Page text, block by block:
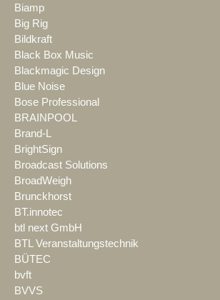
Biamp
Big Rig
Bildkraft
Black Box Music
Blackmagic Design
Blue Noise
Bose Professional
BRAINPOOL
Brand-L
BrightSign
Broadcast Solutions
BroadWeigh
Brunckhorst
BT.innotec
btl next GmbH
BTL Veranstaltungstechnik
BÜTEC
bvft
BVVS